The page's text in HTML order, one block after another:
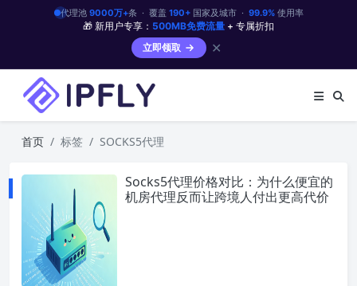
代理池 9000万+条 · 覆盖 190+国家及城市 · 99.9%使用率
🎁 新用户专享： 500MB免费流量 + 专属折扣
立即领取
✕
首页 标签 SOCKS5代理
Socks5代理价格对比：为什么便宜的
机房代理反而让跨境人付出更高代价